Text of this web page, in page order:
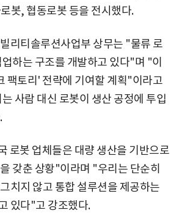
봇, 협동로봇 등을 전시했다.
리티솔루션사업부 상무는 "물류 로
하는 구조를 개발하고 있다"며 "이
팩토리' 전략에 기여할 계획"이라고
사람 대신 로봇이 생산 공정에 투입
로봇 업체들은 대량 생산을 기반으로
갖춘 상황"이라며 "우리는 단순히
치지 않고 통합 설루션을 제공하는
있다"고 강조했다.